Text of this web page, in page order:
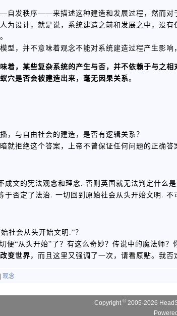
发秩序——来描述这种建造和发展过程，然而对
为设计，就是说，系统建造之前和发展之中，没
型，并不意味着观念不能对系统建造过程产生影响
着，某些复杂系统的产生与否，并不依赖于与之
穴是否会被建造出来，毫无因果关系。
，与自由社会的建造，是否有逻辑关系？
就拒绝这个答案，上帝不曾保证任何问题的正确答
成文的宪法观念和理念. 否则英国就无法判定什么
于否定了法治. 一切回到原始社会从头开始文明.
社会从头开始文明.”？
便“从头开始”了？有这么奇妙？传说中的魔法师
变世界，而且这里又强调了一次，请看原贴。我否
观念
Copyright© 2005-2026